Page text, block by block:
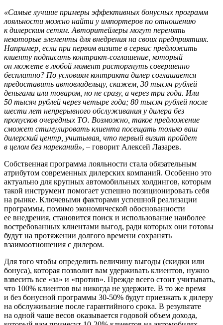
«Самые лучшие примеры эффективных бонусных программ
лояльности можно найти у импортеров по отношению
к дилерским сетям. Авторитейлеры могут перенять
некоторые элементы для внедрения на своих предприятиях.
Например, если при первом визите в сервис предложить
клиенту подписать контракт-соглашение, который
он можете в любой момент расторгнуть совершенно
бесплатно? По условиям контракта дилер соглашается
предоставить автовладельцу, скажем, 30 тысяч рублей
деньгами или товаром, но не сразу, а через три года. Или
50 тысяч рублей через четыре года; 80 тысяч рублей после
шести лет непрерывного обслуживания у дилера без
пропусков очередных ТО. Возможно, такое предложение
сможет стимулировать клиента посещать только ваш
дилерский центр, учитывая, что первый визит пройдет
в целом без нареканий», – говорит Алексей Лазарев.
Собственная программа лояльности стала обязательным
атрибутом современных дилерских компаний. Особенно это
актуально для крупных автомобильных холдингов, которым
такой инструмент помогает успешно позиционировать себя
на рынке. Ключевыми факторами успешной реализации
программы, помимо экономической обоснованности
ее внедрения, становится поиск и использование наиболее
востребованных клиентами выгод, ради которых они готовы
будут на протяжении долгого времени сохранять
взаимоотношения с дилером.
Для того чтобы определить величину выгоды (скидки или
бонуса), которая позволит вам удерживать клиентов, нужно
взвесить все «за» и «против». Прежде всего стоит учитывать,
что 100% клиентов вы никогда не удержите. В то же время
и без бонусной программы 30-50% будут приезжать к дилеру
на обслуживание после гарантийного срока. В результате
на одной чаше весов оказывается годовой объем дохода,